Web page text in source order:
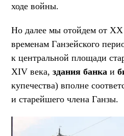
ходе войны.
Но далее мы отойдем от XX
временам Ганзейского
к центральной площади
XIV века,здания банка и
купечества) вполне
и старейшего члена Ганзы.